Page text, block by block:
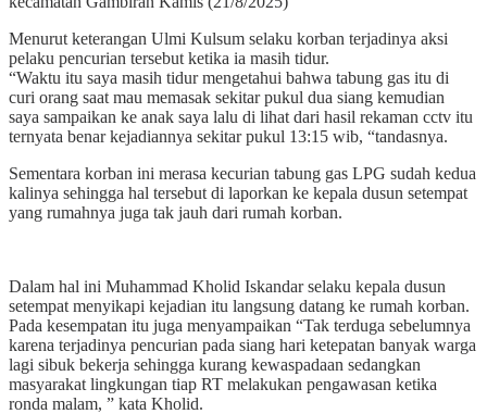
Menurut keterangan Ulmi Kulsum selaku korban terjadinya aksi
pelaku pencurian tersebut ketika ia masih tidur.
“Waktu itu saya masih tidur mengetahui bahwa tabung gas itu di
curi orang saat mau memasak sekitar pukul dua siang kemudian
saya sampaikan ke anak saya lalu di lihat dari hasil rekaman cctv itu
ternyata benar kejadiannya sekitar pukul 13:15 wib, “tandasnya.
Sementara korban ini merasa kecurian tabung gas LPG sudah kedua
kalinya sehingga hal tersebut di laporkan ke kepala dusun setempat
yang rumahnya juga tak jauh dari rumah korban.
Dalam hal ini Muhammad Kholid Iskandar selaku kepala dusun
setempat menyikapi kejadian itu langsung datang ke rumah korban.
Pada kesempatan itu juga menyampaikan “Tak terduga sebelumnya
karena terjadinya pencurian pada siang hari ketepatan banyak warga
lagi sibuk bekerja sehingga kurang kewaspadaan sedangkan
masyarakat lingkungan tiap RT melakukan pengawasan ketika
ronda malam, ” kata Kholid.